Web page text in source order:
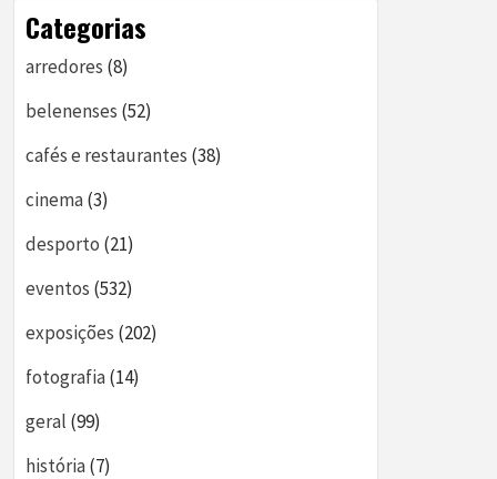
Categorias
arredores (8)
belenenses (52)
cafés e restaurantes (38)
cinema(3)
desporto (21)
eventos (532)
exposições (202)
fotografia(14)
geral (99)
história(7)